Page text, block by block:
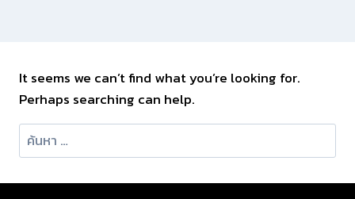
It seems we can’t find what you’re looking for.
Perhaps searching can help.
ค้นหา
สำหรับ: